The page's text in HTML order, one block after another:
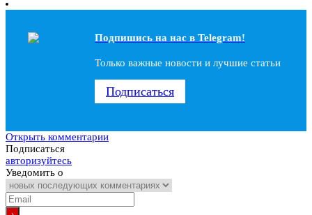
Подпишись на наc в Telegram!
Только важные новости и лучшие статьи
Подписаться
Открыть комментарии
Подписаться
авторизуйтесь
Уведомить о